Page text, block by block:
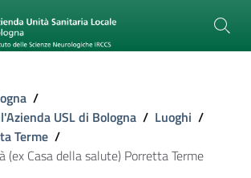
/
USL di Bologna / Luoghi /
Terme /
(ex Casa della salute) Porretta Terme